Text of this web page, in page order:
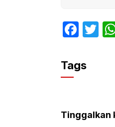
F
c
e
o
T
Tags
Tinggalkan